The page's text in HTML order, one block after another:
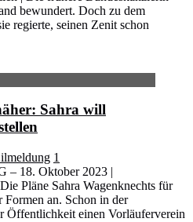
bewundert. Doch zu dem
regierte, seinen Zenit schon
Sahra will
1
18. Oktober 2023 |
Pläne Sahra Wagenknechts für
Formen an. Schon in der
Öffentlichkeit einen Vorläuferverein